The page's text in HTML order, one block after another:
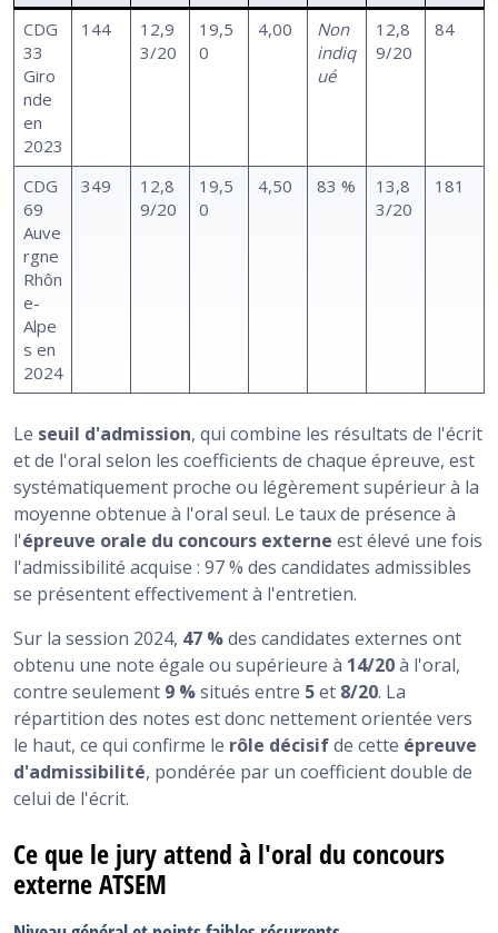
CDG
33
Giro
nde
en
2023
144
12,9
3/20
19,5
0
4,00
Non
indiq
ué
12,8
9/20
84
CDG
69
Auve
rgne
Rhôn
e-
Alpe
s en
2024
349
12,8
9/20
19,5
0
4,50 83 %
13,8
3/20
181
Le seuil d'admission, qui combine les résultats de l'écrit
et de l'oral selon les coefficients de chaque épreuve, est
systématiquement proche ou légèrement supérieur à la
moyenne obtenue à l'oral seul. Le taux de présence à
l'épreuve orale du concours externe est élevé une fois
l'admissibilité acquise : 97 % des candidates admissibles
se présentent effectivement à l'entretien.
Sur la session 2024, 47 %des candidates externes ont
obtenu une note égale ou supérieure à 14/20à l'oral,
contre seulement 9 %situés entre 5et 8/20. La
répartition des notes est donc nettement orientée vers
le haut, ce qui confirme le rôle décisifde cette épreuve
d'admissibilité, pondérée par un coefficient double de
celui de l'écrit.
Ce que le jury attend à l'oral du concours
externe ATSEM